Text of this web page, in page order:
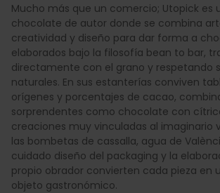
Mucho más que un comercio; Utopick es
chocolate de autor donde se combina
creatividad y diseño para dar forma a
elaborados bajo la filosofía bean to bar,
directamente con el grano y respetando
naturales. En sus estanterías conviven
orígenes y porcentajes de cacao,
sorprendentes como chocolate con
creaciones muy vinculadas al imaginario
las bombetas de cassalla, agua de
cuidado diseño del packaging y la
propio obrador convierten cada pieza en
objeto gastronómico.